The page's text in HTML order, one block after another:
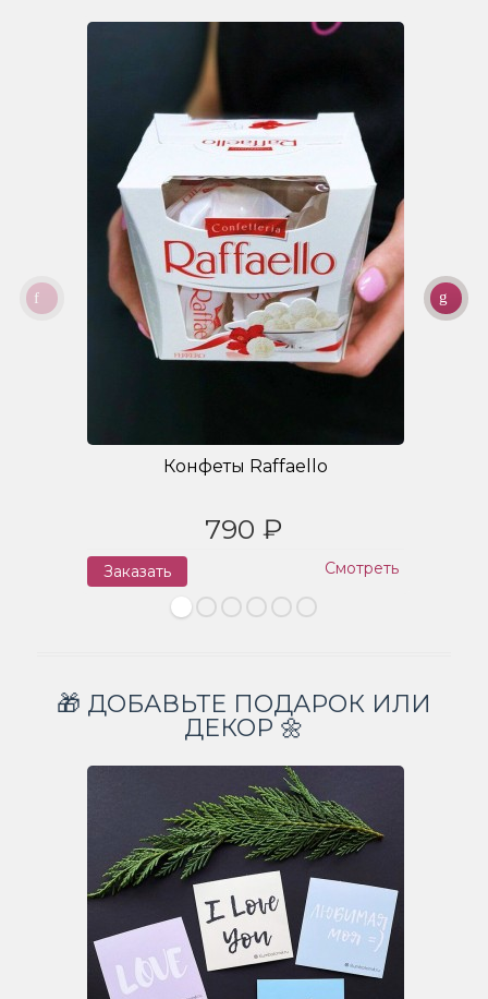
Конфеты Raffaello
790 ₽
Заказать Смотреть
🎁 ДОБАВЬТЕ ПОДАРОК ИЛИ
ДЕКОР 🌼